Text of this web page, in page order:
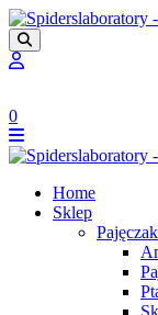
0
Home
Sklep